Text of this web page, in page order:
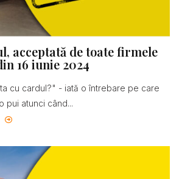
acceptată de toate firmele
16 iunie 2024
cu cardul?" - iată o întrebare pe care
pui atunci când...